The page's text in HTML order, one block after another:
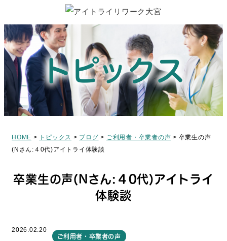
トピックス
HOME > トピックス > ブログ > ご利用者・卒業者の声 > 卒業生の声
(Nさん:４0代)アイトライ体験談
卒業生の声(Nさん:４0代)アイトライ
体験談
2026.02.20
ご利用者・卒業者の声